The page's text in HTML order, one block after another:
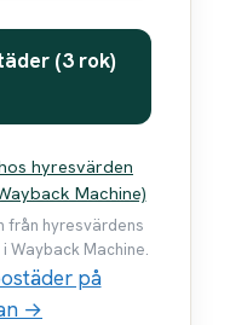
(3 rok)
hyresvärden
Machine)
från hyresvärdens
Wayback Machine.
på
→